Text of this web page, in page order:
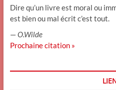
Dire qu’un livre est moral ou
est bien ou mal écrit c’est tout.
—O.Wilde
Prochaine citation »